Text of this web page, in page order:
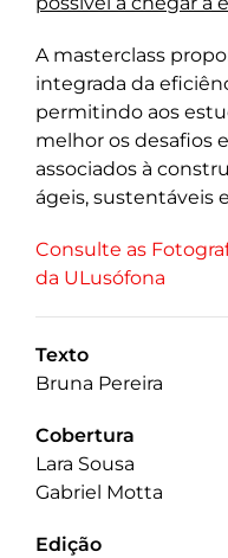
A masterclass
integrada da
permitindo aos
melhor os desafios
associados à
ágeis, sustentáveis
Consulte as
da ULusófona
Texto
Bruna Pereira
Cobertura
Lara Sousa
Gabriel Motta
Edição